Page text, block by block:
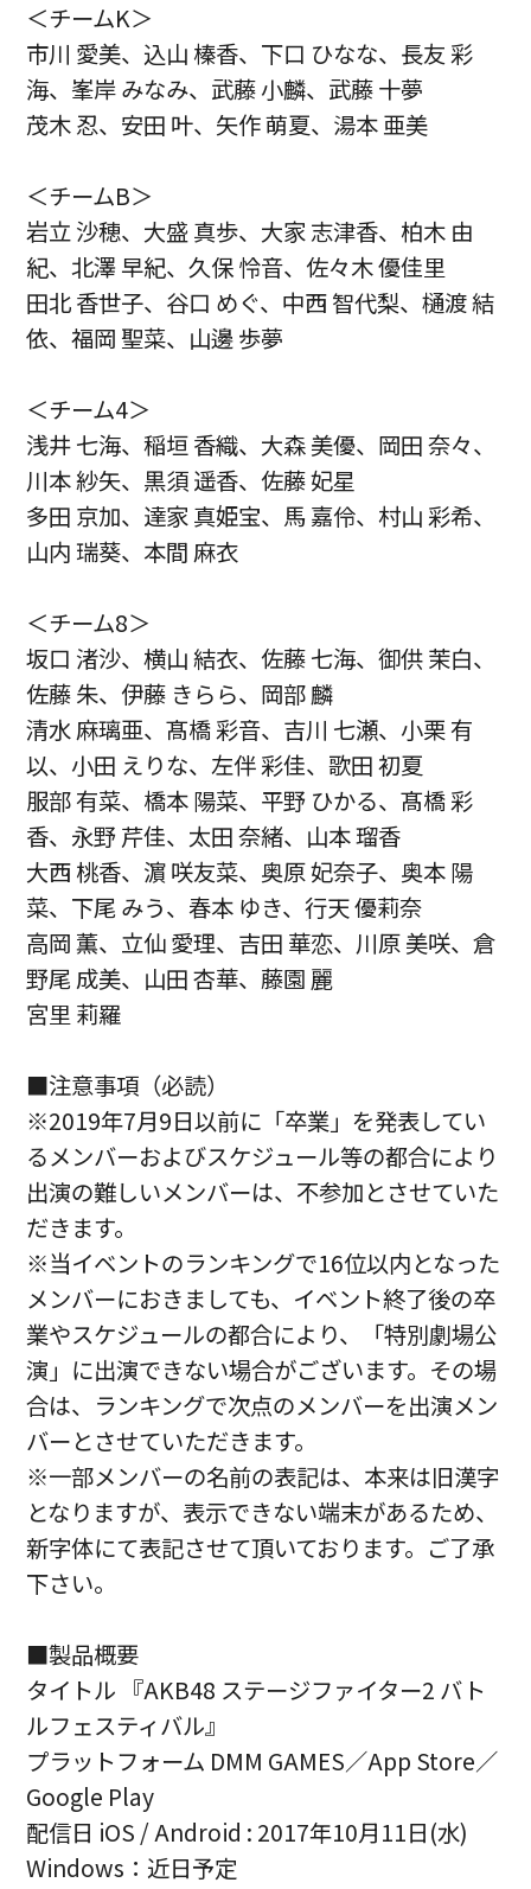
＜チームK＞
市川 愛美、込山 榛香、下口 ひなな、長友 彩
海、峯岸 みなみ、武藤 小麟、武藤 十夢
茂木 忍、安田 叶、矢作 萌夏、湯本 亜美
＜チームB＞
岩立 沙穂、大盛 真歩、大家 志津香、柏木 由
紀、北澤 早紀、久保 怜音、佐々木 優佳里
田北 香世子、谷口 めぐ、中西 智代梨、樋渡 結
依、福岡 聖菜、山邊 歩夢
＜チーム4＞
浅井 七海、稲垣 香織、大森 美優、岡田 奈々、
川本 紗矢、黒須 遥香、佐藤 妃星
多田 京加、達家 真姫宝、馬 嘉伶、村山 彩希、
山内 瑞葵、本間 麻衣
＜チーム8＞
坂口 渚沙、横山 結衣、佐藤 七海、御供 茉白、
佐藤 朱、伊藤 きらら、岡部 麟
清水 麻璃亜、髙橋 彩音、吉川 七瀬、小栗 有
以、小田 えりな、左伴 彩佳、歌田 初夏
服部 有菜、橋本 陽菜、平野 ひかる、髙橋 彩
香、永野 芹佳、太田 奈緒、山本 瑠香
大西 桃香、濵 咲友菜、奥原 妃奈子、奥本 陽
菜、下尾 みう、春本 ゆき、行天 優莉奈
高岡 薫、立仙 愛理、吉田 華恋、川原 美咲、倉
野尾 成美、山田 杏華、藤園 麗
宮里 莉羅
■注意事項（必読）
※2019年7月9日以前に「卒業」を発表してい
るメンバーおよびスケジュール等の都合により
出演の難しいメンバーは、不参加とさせていた
だきます。
※当イベントのランキングで16位以内となった
メンバーにおきましても、イベント終了後の卒
業やスケジュールの都合により、「特別劇場公
演」に出演できない場合がございます。その場
合は、ランキングで次点のメンバーを出演メン
バーとさせていただきます。
※一部メンバーの名前の表記は、本来は旧漢字
となりますが、表示できない端末があるため、
新字体にて表記させて頂いております。ご了承
下さい。
■製品概要
タイトル 『AKB48 ステージファイター2 バト
ルフェスティバル』
プラットフォーム DMM GAMES／App Store／
Google Play
配信日 iOS / Android : 2017年10月11日(水)
Windows：近日予定